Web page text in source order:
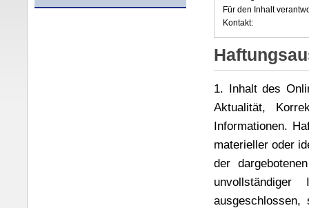
Für den Inhalt
Kontakt:
1. Inhalt des
Aktualität,
Informationen.
materieller oder
der